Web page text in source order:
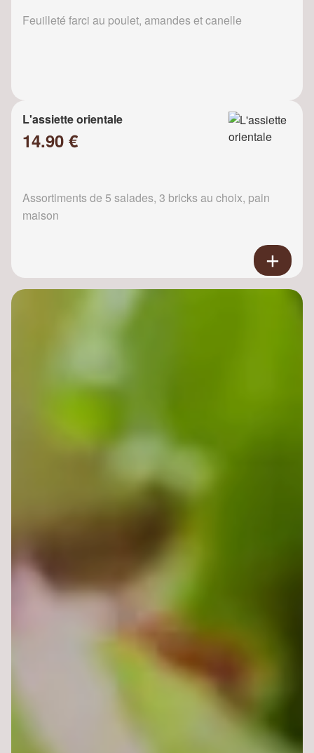
Feuilleté farci au poulet, amandes et canelle
L'assiette orientale
14.90 €
Assortiments de 5 salades, 3 bricks au choix, pain
maison